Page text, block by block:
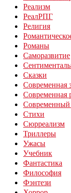
Реализм
РеалРПГ
Религия
Романы
Саморазвитие
Сказки
Современная
Современная
Стихи
Сюрреализм
Триллеры
Ужасы
Учебник
Фантастика
Философия
Фэнтези